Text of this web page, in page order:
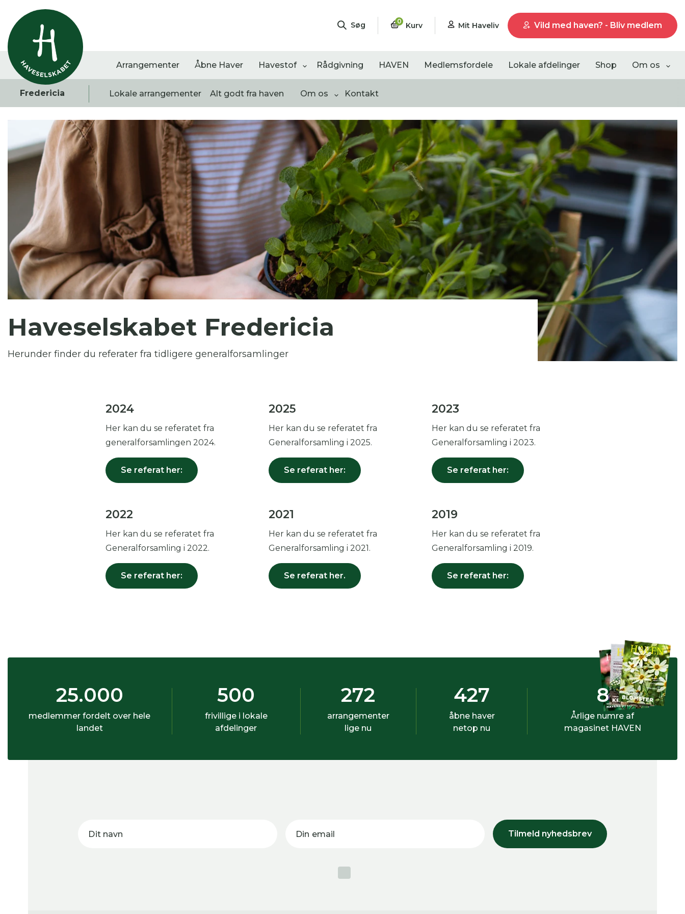
Søg 0 Kurv Mit Haveliv Vild med haven? - Bliv medlem
Arrangementer Åbne Haver Havestof Rådgivning HAVEN Medlemsfordele Lokale afdelinger Shop Om os
Fredericia Lokale arrangementer Alt godt fra haven Om os Kontakt
Vis alle
resultater
Havestof
resultater
Arrangementer
0resultater
Shop
0resultater
Åbne haver
0resultater Liste visning
Du skal indtaste minimum 3 tegn for at se
resultater
produkter og åbne haver.
Haveselskabet Fredericia
Herunder finder du referater fra tidligere generalforsamlinger
2024
Her kan du se referatet fra
generalforsamlingen 2024.
Se referat her:
2025
Her kan du se referatet fra
Generalforsamling i 2025.
Se referat her:
2023
Her kan du se referatet fra
Generalforsamling i 2023.
Se referat her:
2022
Her kan du se referatet fra
Generalforsamling i 2022.
Se referat her:
2021
Her kan du se referatet fra
Generalforsamling i 2021.
Se referat her.
2019
Her kan du se referatet fra
Generalforsamling i 2019.
Se referat her:
25.000
medlemmer fordelt over hele
landet
500
frivillige i lokale
afdelinger
272
arrangementer
lige nu
427
åbne haver
netop nu
8
Årlige numre af
magasinet HAVEN
Dit navn Din email Tilmeld nyhedsbrev